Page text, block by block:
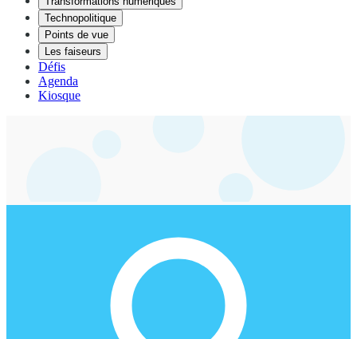
Technopolitique
Points de vue
Les faiseurs
Défis
Agenda
Kiosque